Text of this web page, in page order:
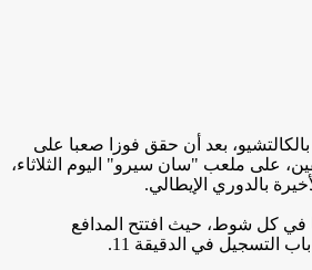
بالكالتشيو، بعد أن حقق فوزا صعبا على
على ملعب "سان سيرو" اليوم الثلاثاء،
في كل شوط، حيث افتتح المدافع
التسجيل في الدقيقة 11.